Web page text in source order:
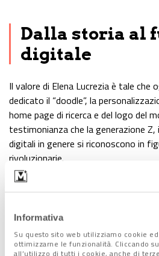
Informativa
Su questo sito web utilizziamo cookie
ottimizzarne le funzionalità. Cliccando su
all’utilizzo di tutti i cookie, anche di
Dalla storia al
digitale
Il valore di Elena Lucrezia è tale che
dedicato il “doodle”, la
home page di ricerca e del logo del
testimonianza che la generazione Z,
digitali in genere si riconoscono in
rivoluzionarie.